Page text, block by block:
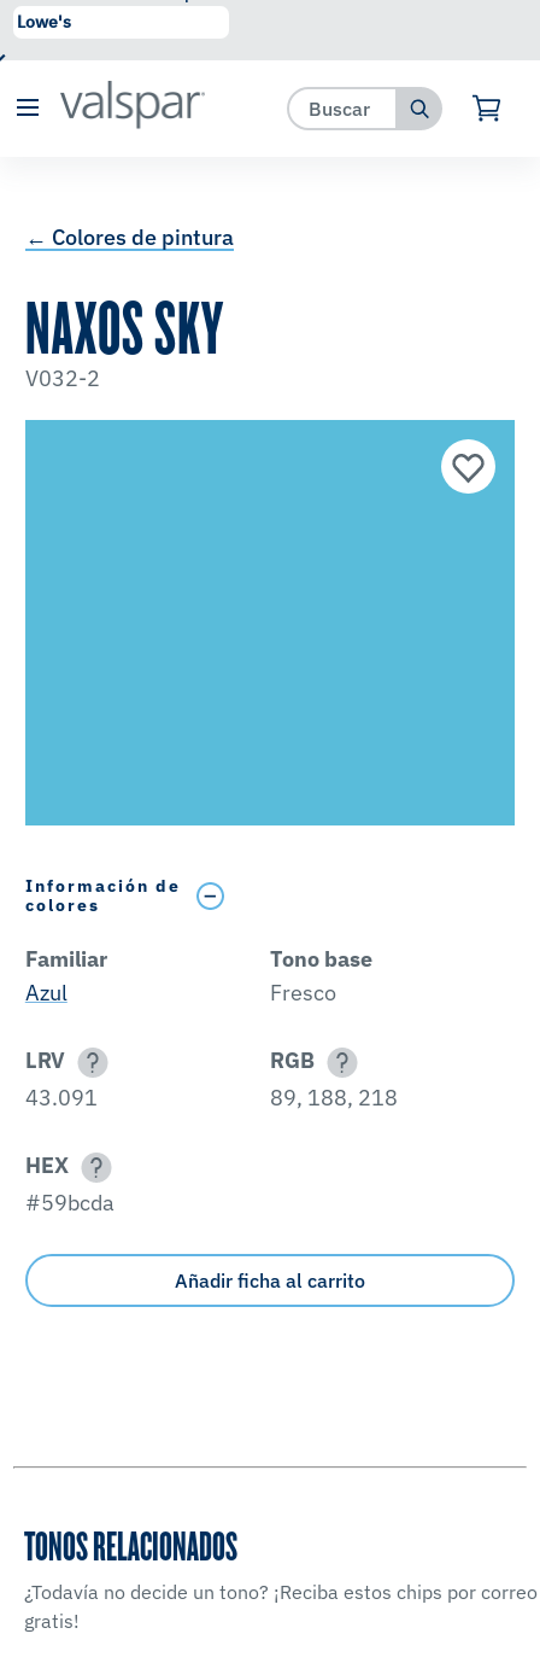
se ha agregado a favoritos.
← Colores de pintura
NAXOS SKY
V032-2
Información de
colores
Familiar
Azul
Tono base
Fresco
LRV
43.091
RGB
89, 188, 218
HEX
#59bcda
Añadir ficha al carrito
TONOS RELACIONADOS
¿Todavía no decide un tono? ¡Reciba estos chips por correo
gratis!